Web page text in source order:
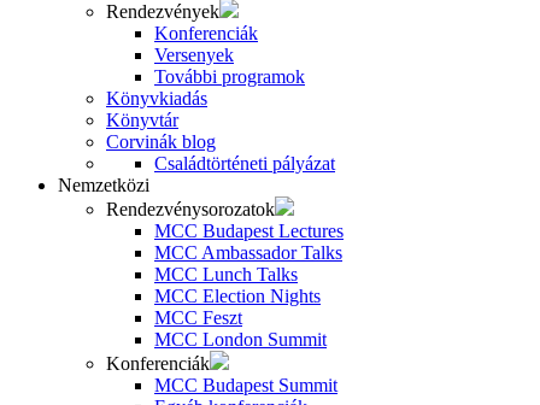
Rendezvények
Konferenciák
Versenyek
További programok
Könyvkiadás
Könyvtár
Corvinák blog
Családtörténeti pályázat
Nemzetközi
Rendezvénysorozatok
MCC Budapest Lectures
MCC Ambassador Talks
MCC Lunch Talks
MCC Election Nights
MCC Feszt
MCC London Summit
Konferenciák
MCC Budapest Summit